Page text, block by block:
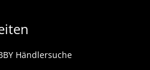
Händlersuche